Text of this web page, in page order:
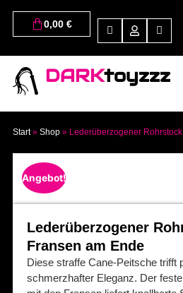
0,00 €
DARKtoyzzz
Start» Shop» Lederüberzogener
Angebot!
Lederüberzogener
Fransen am Ende
Diese straffe Cane-Peitsche trifft
schmerzhafter Eleganz. Der